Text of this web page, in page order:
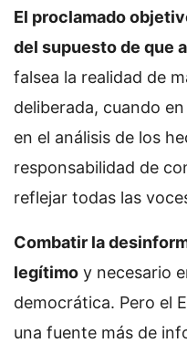
El proclamado
del supuesto de que
falsea la realidad de
deliberada, cuando
en el análisis de los
responsabilidad de
reflejar todas las
Combatir la
legítimo y necesario
democrática. Pero el
una fuente más de